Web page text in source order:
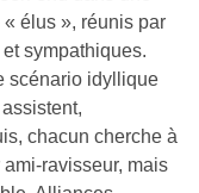
élus », réunis par
sympathiques.
scénario idyllique
chacun cherche à
ravisseur, mais